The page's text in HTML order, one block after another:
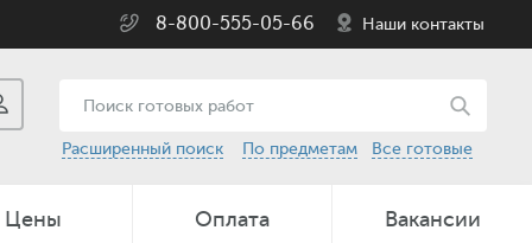
8-800-555-05-66 Наши контакты
Расширенный поиск По предметам Все готовые
Цены Оплата Вакансии